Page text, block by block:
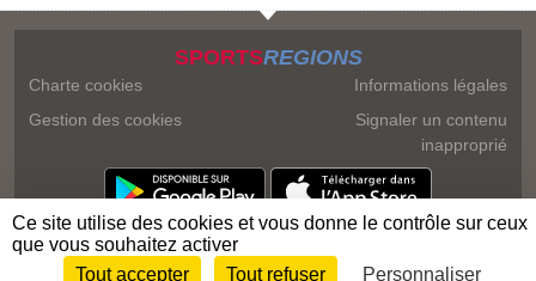
SPORTSREGIONS
Charte cookies
Gestion des cookies
Informations légales
Signaler un contenu
inapproprié
Envie de participer ? Connexion
Ce site utilise des cookies et vous donne le contrôle sur ceux
que vous souhaitez activer
Tout accepter
Tout refuser Personnaliser